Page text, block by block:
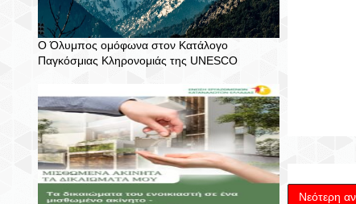
Ο Όλυμπος ομόφωνα στον Κατάλογο
Παγκόσμιας Κληρονομιάς της UNESCO
Νεότερη